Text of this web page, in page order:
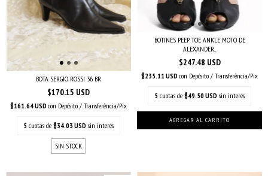
BOTA SERGIO ROSSI 36 BR
$170.15 USD
$161.64 USD con Depósito / Transferência/Pix
5 cuotas de $34.03 USD sin interés
SIN STOCK
BOTINES PEEP TOE ANKLE MOTO DE
ALEXANDER...
$247.48 USD
$235.11 USD con Depósito / Transferência/Pix
5 cuotas de $49.50 USD sin interés